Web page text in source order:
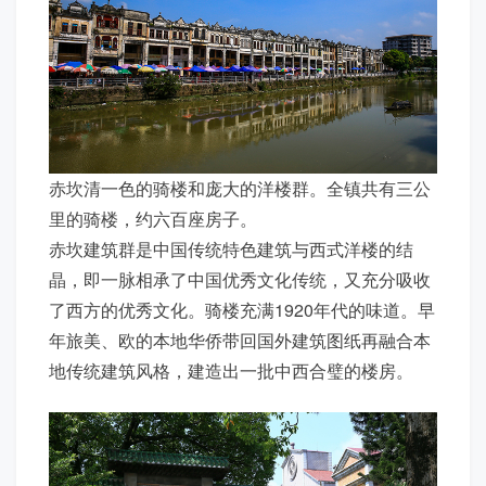
赤坎清一色的骑楼和庞大的洋楼群。全镇共有三公
里的骑楼，约六百座房子。
赤坎建筑群是中国传统特色建筑与西式洋楼的结
晶，即一脉相承了中国优秀文化传统，又充分吸收
了西方的优秀文化。骑楼充满1920年代的味道。早
年旅美、欧的本地华侨带回国外建筑图纸再融合本
地传统建筑风格，建造出一批中西合璧的楼房。